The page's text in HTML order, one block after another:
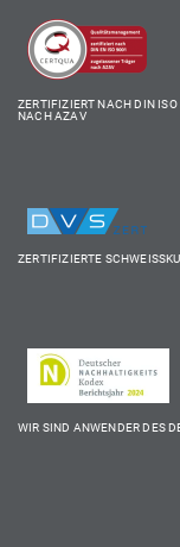
ZERTIFIZIERT NACH DIN
NACH AZAV
ZERTIFIZIERTE
WIR SIND ANWENDER DES